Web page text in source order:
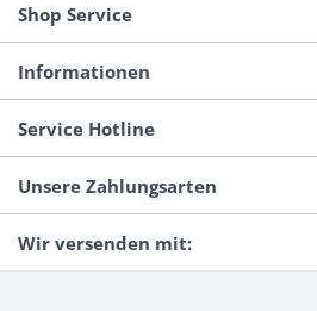
Shop Service
Informationen
Service Hotline
Unsere Zahlungsarten
Wir versenden mit: